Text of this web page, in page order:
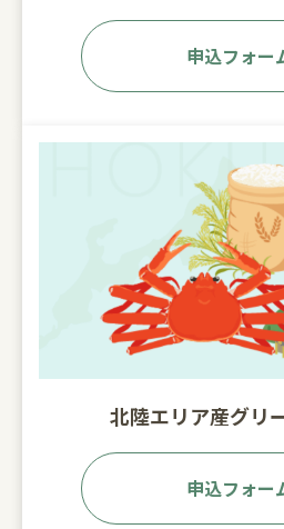
申込フォー
北陸エリア産グリ
申込フォー